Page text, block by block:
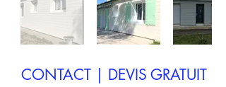
CONTACT | DEVIS GRATUIT